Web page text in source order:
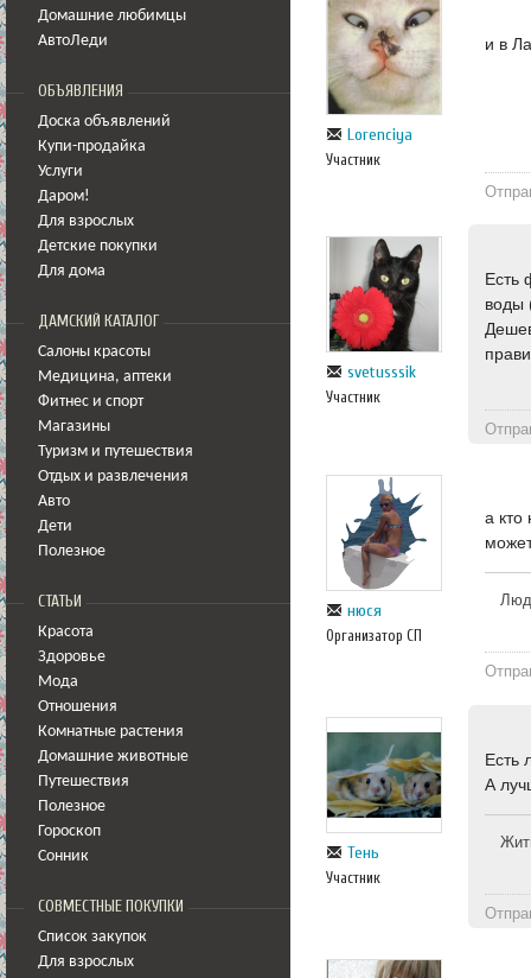
Домашние любимцы
АвтоЛеди
ОБЪЯВЛЕНИЯ
Доска объявлений
Купи-продайка
Услуги
Даром!
Для взрослых
Детские покупки
Для дома
ДАМСКИЙ КАТАЛОГ
Салоны красоты
Медицина, аптеки
Фитнес и спорт
Магазины
Туризм и путешествия
Отдых и развлечения
Авто
Дети
Полезное
СТАТЬИ
Красота
Здоровье
Мода
Отношения
Комнатные растения
Домашние животные
Путешествия
Полезное
Гороскоп
Сонник
СОВМЕСТНЫЕ ПОКУПКИ
Список закупок
Для взрослых
Lorenciya
Участник
и в
svetusssik
Участник
Есть
воды
нюся
Организатор СП
а кто
Тень
Участник
Есть
А